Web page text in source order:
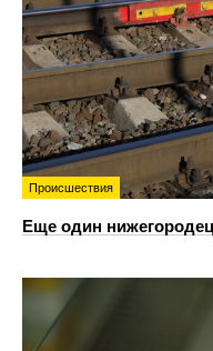
Происшествия
Еще один